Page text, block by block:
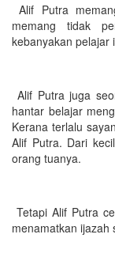
Alif Putra
memang tidak
kebanyakan pelajar
Alif Putra juga
hantar belajar
Kerana terlalu
Alif Putra. Dari
orang tuanya.
Tetapi Alif Putra
menamatkan ijazah